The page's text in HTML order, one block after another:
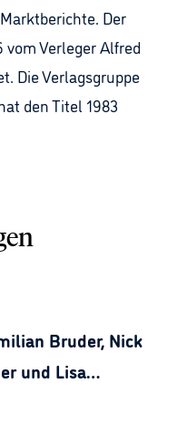
Der
Verleger Alfred
Die Verlagsgruppe
den Titel 1983
Bruder, Nick
und Lisa